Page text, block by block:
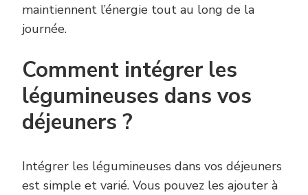
maintiennent l’énergie tout au long de la
journée.
Comment intégrer les
légumineuses dans vos
déjeuners ?
Intégrer les légumineuses dans vos déjeuners
est simple et varié. Vous pouvez les ajouter à